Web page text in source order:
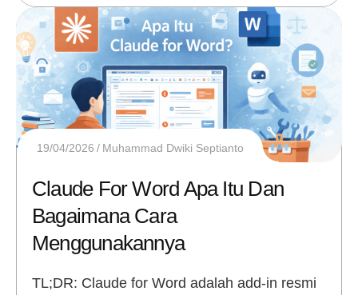
19/04/2026 Muhammad Dwiki Septianto
Claude For Word Apa Itu Dan
Bagaimana Cara
Menggunakannya
TL;DR: Claude for Word adalah add-in resmi